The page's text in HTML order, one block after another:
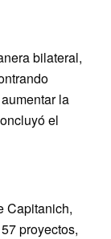
bilateral,
la
el
Capitanich,
proyectos,